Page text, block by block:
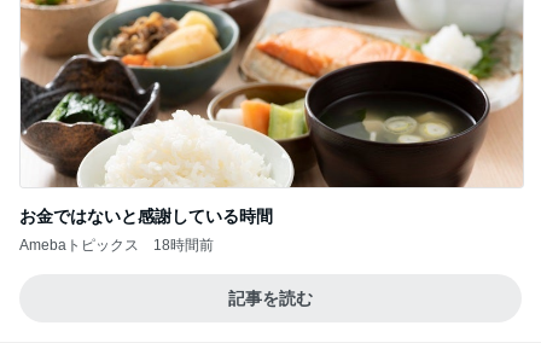
お金ではないと感謝している時間
Amebaトピックス 18時間前
記事を読む